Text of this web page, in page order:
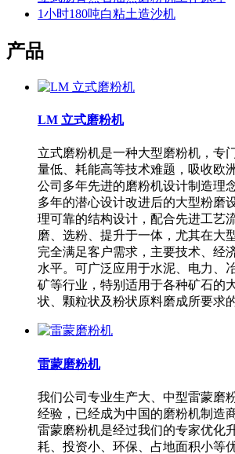
1小时180吨白粘土造沙机
产品
LM 立式磨粉机
立式磨粉机是一种大型磨粉机，专
量低、耗能高等技术难题，吸收欧
公司多年先进的磨粉机设计制造理
多年的潜心设计改进后的大型粉磨
理可靠的结构设计，配合先进工艺
磨、选粉、提升于一体，尤其在大
完全满足客户需求，主要技术、经
水平。可广泛应用于水泥、电力、
矿等行业，特别适用于各种矿石的
状、颗粒状及粉状原料磨成所要求
雷蒙磨粉机
我们公司专业生产大、中型雷蒙磨
经验，已经成为中国的磨粉机制造
雷蒙磨粉机是经过我们的专家优化
耗、投资小、环保、占地面积小等